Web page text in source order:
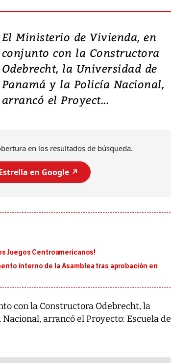
El Ministerio de Vivienda, en
conjunto con la Constructora
Odebrecht, la Universidad de
Panamá y la Policía Nacional,
arrancó el Proyect...
en los resultados de búsqueda.
en Google ↗️
Juegos Centroamericanos!
interno de la Asamblea tras aprobación en
con la Constructora Odebrecht, la
arrancó el Proyecto: Escuela de
Video, Japón: Terremoto
deja heridos y graves
daños en Kumamoto
al sur de Japón, provocando una